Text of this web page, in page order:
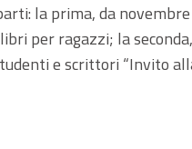
la prima, da
per ragazzi; la
e scrittori “Invito